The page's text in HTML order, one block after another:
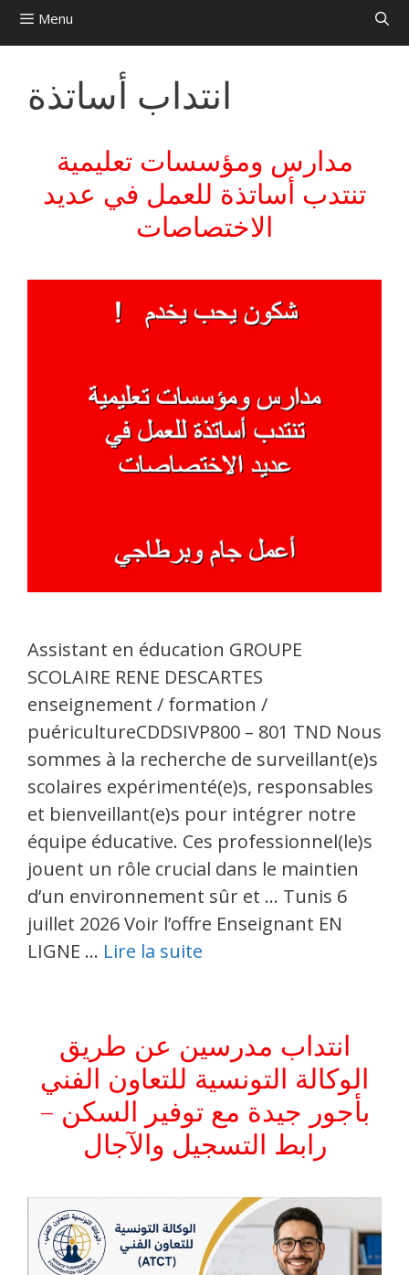
Menu
انتداب أساتذة
مدارس ومؤسسات تعليمية
تنتدب أساتذة للعمل في عديد
الاختصاصات
Assistant en éducation GROUPE
SCOLAIRE RENE DESCARTES
enseignement / formation /
puéricultureCDDSIVP800 – 801 TND Nous
sommes à la recherche de surveillant(e)s
scolaires expérimenté(e)s, responsables
et bienveillant(e)s pour intégrer notre
équipe éducative. Ces professionnel(le)s
jouent un rôle crucial dans le maintien
d’un environnement sûr et … Tunis 6
juillet 2026 Voir l’offre Enseignant EN
LIGNE … Lire la suite
انتداب مدرسين عن طريق
الوكالة التونسية للتعاون الفني
بأجور جيدة مع توفير السكن –
رابط التسجيل والآجال